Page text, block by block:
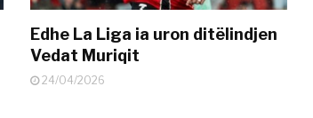
Edhe La Liga ia uron ditëlindjen
Vedat Muriqit
24/04/2026